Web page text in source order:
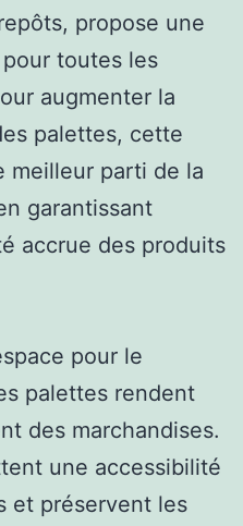
propose une
pour toutes les
augmenter la
palettes, cette
meilleur parti de la
garantissant
accrue des produits
pour le
palettes rendent
des marchandises.
une accessibilité
et préservent les